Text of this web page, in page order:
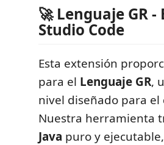
🚀 Lenguaje GR
Studio Code
Esta extensión
para el Lenguaje GR,
nivel diseñado para el
Nuestra herramienta
Java puro y